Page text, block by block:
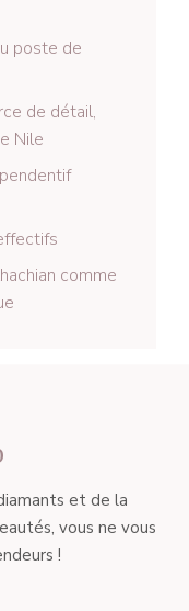
poste de
de détail,
Nile
comme
et de la
vous ne vous
!